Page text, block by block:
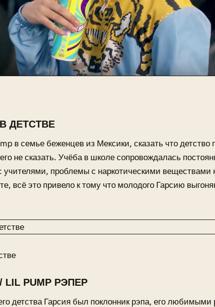
ДЕТСТВЕ
в семье беженцев из Мексики, сказать что детство
не сказать. Учёба в школе сопровождалась
учителями, проблемы с наркотическими веществами
всё это привело к тому что молодого Гарсию
PUMP РЭПЕР
детства Гарсия был поклонник рэпа, его